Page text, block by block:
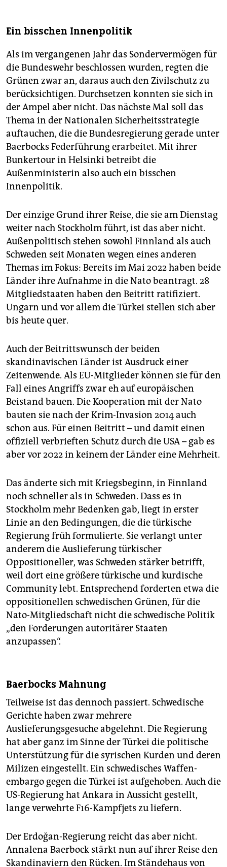
Ein bisschen Innenpolitik
Als im vergangenen Jahr das Sondervermögen für
die Bundeswehr beschlossen wurden, regten die
Grünen zwar an, daraus auch den Zivilschutz zu
berücksichtigen. Durchsetzen konnten sie sich in
der Ampel aber nicht. Das nächste Mal soll das
Thema in der Nationalen Sicherheitsstrategie
auftauchen, die die Bundesregierung gerade unter
Baerbocks Federführung erarbeitet. Mit ihrer
Bunkertour in Helsinki betreibt die
Außenministerin also auch ein bisschen
Innenpolitik.
Der einzige Grund ihrer Reise, die sie am Dienstag
weiter nach Stockholm führt, ist das aber nicht.
Außenpolitisch stehen sowohl Finnland als auch
Schweden seit Monaten wegen eines anderen
Themas im Fokus: Bereits im Mai 2022 haben beide
Länder ihre Aufnahme in die Nato beantragt. 28
Mitgliedstaaten haben den Beitritt ratifiziert.
Ungarn und vor allem die Türkei stellen sich aber
bis heute quer.
Auch der Beitrittswunsch der beiden
skandinavischen Länder ist Ausdruck einer
Zeitenwende. Als EU-Mitglieder können sie für den
Fall eines Angriffs zwar eh auf europäischen
Beistand bauen. Die Kooperation mit der Nato
bauten sie nach der Krim-Invasion 2014 auch
schon aus. Für einen Beitritt – und damit einen
offiziell verbrieften Schutz durch die USA – gab es
aber vor 2022 in keinem der Länder eine Mehrheit.
Das änderte sich mit Kriegsbeginn, in Finnland
noch schneller als in Schweden. Dass es in
Stockholm mehr Bedenken gab, liegt in erster
Linie an den Bedingungen, die die türkische
Regierung früh formulierte. Sie verlangt unter
anderem die Auslieferung türkischer
Oppositioneller, was Schweden stärker betrifft,
weil dort eine größere türkische und kurdische
Community lebt. Entsprechend forderten etwa die
oppositionellen schwedischen Grünen, für die
Nato-Mitgliedschaft nicht die schwedische Politik
„den Forderungen autoritärer Staaten
anzupassen“.
Baerbocks Mahnung
Teilweise ist das dennoch passiert. Schwedische
Gerichte haben zwar mehrere
Auslieferungsgesuche abgelehnt. Die Regierung
hat aber ganz im Sinne der Türkei die politische
Unterstützung für die syrischen Kurden und deren
Milizen eingestellt. Ein schwedisches Waffen­
embargo gegen die Türkei ist aufgehoben. Auch die
US-Regierung hat Ankara in Aussicht gestellt,
lange verwehrte F16-Kampfjets zu liefern.
Der Erdoğan-Regierung reicht das aber nicht.
Annalena Baerbock stärkt nun auf ihrer Reise den
Skandinaviern den Rücken. Im Ständehaus von